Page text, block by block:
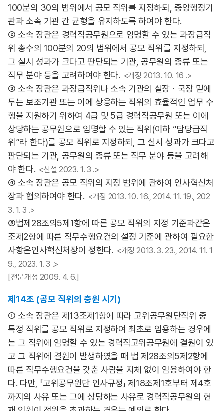
100분의 30의 범위에서 공모 직위를 지정하되, 중앙행정기
관과 소속 기관 간 균형을 유지하도록 하여야 한다.
② 소속 장관은 경력직공무원으로 임명할 수 있는 과장급직
위 총수의 100분의 20의 범위에서 공모 직위를 지정하되,
그 실시 성과가 크다고 판단되는 기관, 공무원의 종류 또는
직무 분야 등을 고려하여야 한다. <개정 2013. 10. 16 .>
③ 소속 장관은 과장급직위나 소속 기관의 실장ㆍ국장 밑에
두는 보조기관 또는 이에 상응하는 직위의 효율적인 업무 수
행을 지원하기 위하여 4급 및 5급 경력직공무원 또는 이에
상당하는 공무원으로 임명할 수 있는 직위(이하 “담당급직
위”라 한다)를 공모 직위로 지정하되, 그 실시 성과가 크다고
판단되는 기관, 공무원의 종류 또는 직무 분야 등을 고려해
야 한다. <신설 2023. 1. 3 .>
④ 소속 장관은 공모 직위의 지정 범위에 관하여 인사혁신처
장과 협의하여야 한다. <개정 2013. 10. 16., 2014. 11. 19., 202
3. 1. 3 .>
⑤법제28조의5제1항에 따른 공모 직위의 지정 기준과같은
조제2항에 따른 직무수행요건의 설정 기준에 관하여 필요한
사항은인사혁신처장이 정한다. <개정 2013. 3. 23., 2014. 11. 1
9., 2023. 1. 3 .>
[전문개정 2009. 4. 6.]
제14조 (공모 직위의 충원 시기)
① 소속 장관은 제13조제1항에 따라 고위공무원단직위 중
특정 직위를 공모 직위로 지정하여 최초로 임용하는 경우에
는 그 직위에 임명할 수 있는 경력직고위공무원에 결원이 있
고 그 직위에 결원이 발생하였을 때 법 제28조의5제2항에
따른 직무수행요건을 갖춘 사람을 지체 없이 임용하여야 한
다. 다만, 「고위공무원단 인사규정」 제18조제1호부터 제4호
까지의 사유 또는 그에 상당하는 사유로 경력직공무원의 현